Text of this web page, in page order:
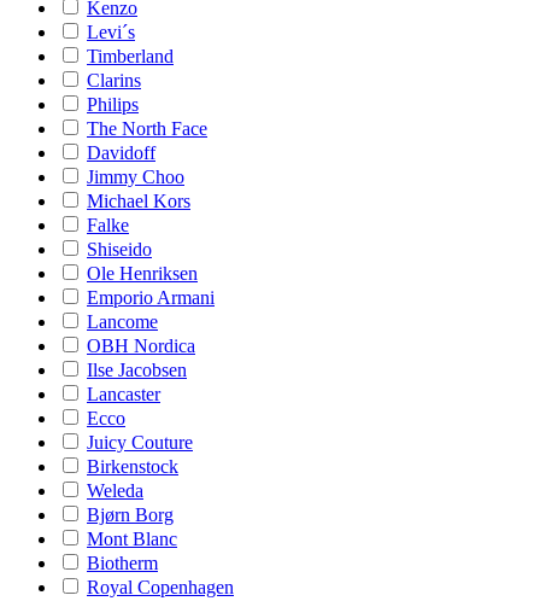
Kenzo
Levi´s
Timberland
Clarins
Philips
The North Face
Davidoff
Jimmy Choo
Michael Kors
Falke
Shiseido
Ole Henriksen
Emporio Armani
Lancome
OBH Nordica
Ilse Jacobsen
Lancaster
Ecco
Juicy Couture
Birkenstock
Weleda
Bjørn Borg
Mont Blanc
Biotherm
Royal Copenhagen